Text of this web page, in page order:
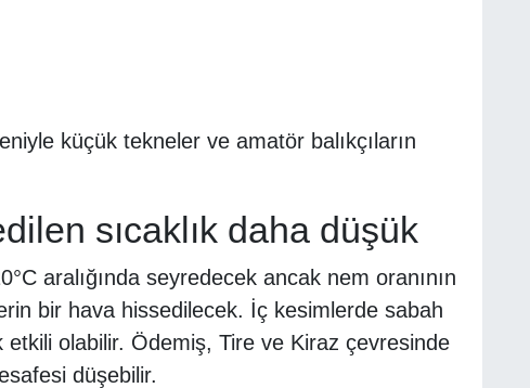
küçük tekneler ve amatör balıkçıların
sıcaklık daha düşük
aralığında seyredecek ancak nem oranının
bir hava hissedilecek. İç kesimlerde sabah
olabilir. Ödemiş, Tire ve Kiraz çevresinde
düşebilir.